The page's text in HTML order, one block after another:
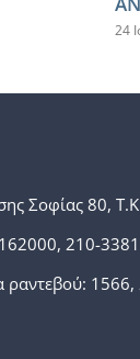
24
Σοφίας 80,
210-
ραντεβού: